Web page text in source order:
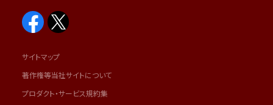
サイトマップ
著作権等当社サイトについて
プロダクト・サービス規約集